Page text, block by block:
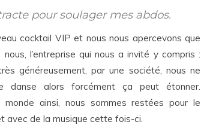
pour soulager mes abdos.
cocktail VIP et nous nous apercevons que
l’entreprise qui nous a invité y compris :
généreusement, par une société, nous ne
alors forcément ça peut étonner.
ainsi, nous sommes restées pour le
avec de la musique cette fois-ci.